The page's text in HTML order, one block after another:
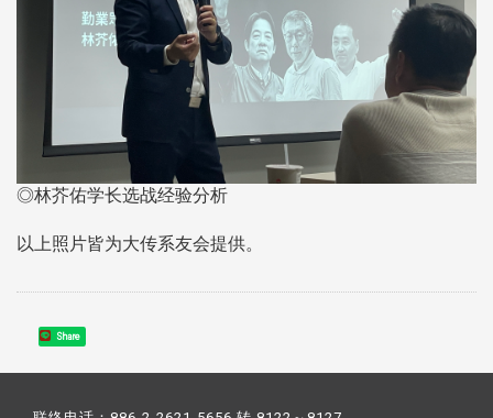
◎林芥佑学长选战经验分析
以上照片皆为大传系友会提供。
Share